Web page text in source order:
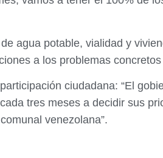
agua potable, vialidad y
a los problemas concretos
ciudadana: “El
tres meses a decidir sus
venezolana”.